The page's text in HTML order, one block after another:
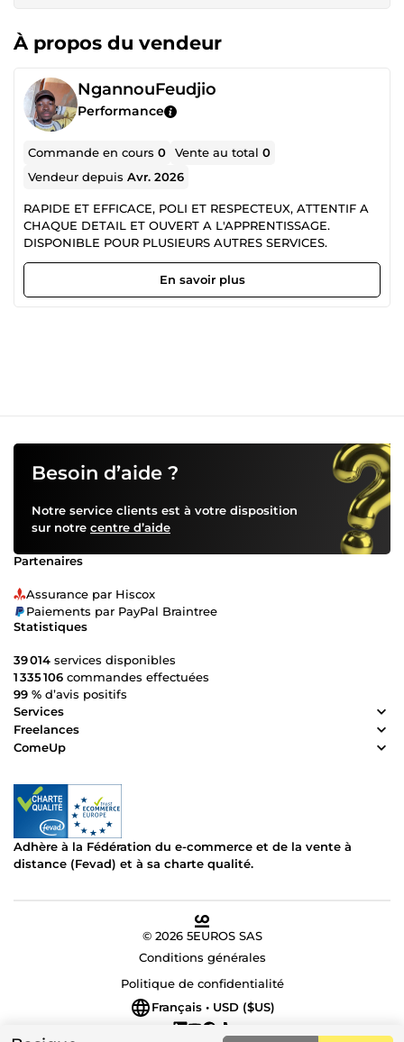
À propos du vendeur
NgannouFeudjio
Performance
Commande en cours0 Vente au total0
Vendeur depuisAvr. 2026
RAPIDE ET EFFICACE, POLI ET RESPECTEUX, ATTENTIF A
CHAQUE DETAIL ET OUVERT A L'APPRENTISSAGE.
DISPONIBLE POUR PLUSIEURS AUTRES SERVICES.
En savoir plus
Besoin d’aide ?
Notre service clients est à votre disposition
sur notre centre d’aide
Partenaires
Assurance par Hiscox
Paiements par PayPal Braintree
Statistiques
39 014 services disponibles
1 335 106 commandes effectuées
99 % d’avis positifs
Services
Freelances
ComeUp
Adhère à la Fédération du e-commerce et de la vente à
distance (Fevad) et à sa charte qualité.
© 2026 5EUROS SAS
Conditions générales
Politique de confidentialité
Français • USD ($US)